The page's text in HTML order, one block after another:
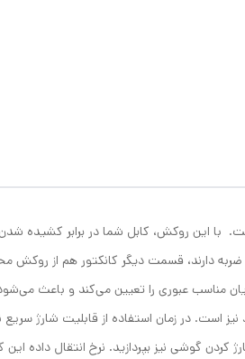
این روکش، کابل شما در برابر کشیده
و ضربه دارند، قسمت دیگر کانکتور هم از
عبوری را تعیین می‌کند و باعث
است. در زمان استفاده از قابلیت شارژ